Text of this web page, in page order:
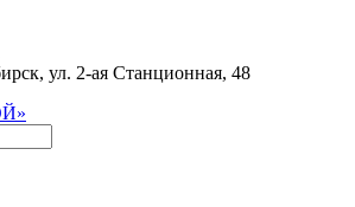
ул. 2-ая Станционная, 48